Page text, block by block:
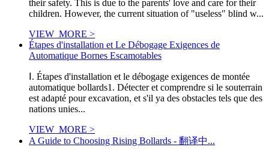
their safety. This is due to the parents' love and care for their
children. However, the current situation of "useless" blind w...
VIEW_MORE >
Étapes d'installation et Le Débogage Exigences de
Automatique Bornes Escamotables
Ⅰ. Étapes d'installation et le débogage exigences de montée
automatique bollards1. Détecter et comprendre si le souterrain
est adapté pour excavation, et s'il ya des obstacles tels que des
nations unies...
VIEW_MORE >
A Guide to Choosing Rising Bollards - 翻译中...